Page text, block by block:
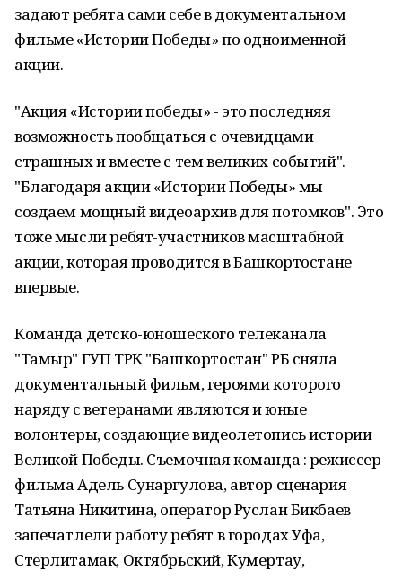
задают ребята сами себе в документальном
фильме «Истории Победы» по одноименной
акции.
"Акция «Истории победы» - это последняя
возможность пообщаться с очевидцами
страшных и вместе с тем великих событий".
"Благодаря акции «Истории Победы» мы
создаем мощный видеоархив для потомков". Это
тоже мысли ребят-участников масштабной
акции, которая проводится в Башкортостане
впервые.
Команда детско-юношеского телеканала
"Тамыр" ГУП ТРК "Башкортостан" РБ сняла
документальный фильм, героями которого
наряду с ветеранами являются и юные
волонтеры, создающие видеолетопись истории
Великой Победы. Съемочная команда : режиссер
фильма Адель Сунаргулова, автор сценария
Татьяна Никитина, оператор Руслан Бикбаев
запечатлели работу ребят в городах Уфа,
Стерлитамак, Октябрьский, Кумертау,